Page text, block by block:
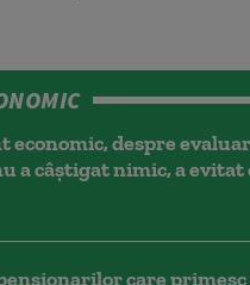
economic, despre
a câştigat nimic, a evitat
care